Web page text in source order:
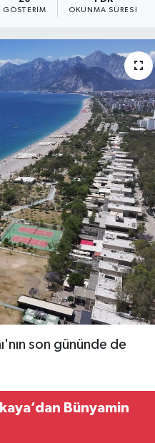
GÖSTERIM OKUNMA SÜRESI
son gününde de
Bünyamin